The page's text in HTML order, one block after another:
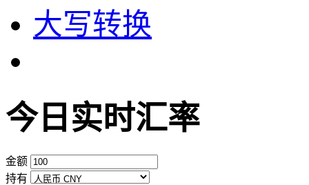
大写转换
今日实时汇率
金额
持有